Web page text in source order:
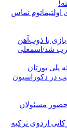
اولتیماتوم تماس
بازی با ذوب‌آهن
شد/اسمعلی
پلی یورتان
در دکوراسیون
حضور مسئولان
اردوی ترکیه